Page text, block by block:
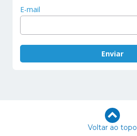
E-mail
Voltar ao topo